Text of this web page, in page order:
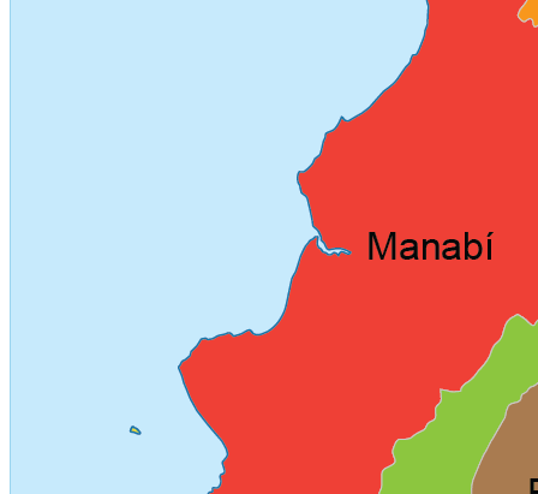
Transparencia Focalizada
Transparencia Activa
Transparencia
Colaborativ
Transparencia Focalizada
Transparencia Activa
Transparencia
Colaborativ
Transparencia Focalizada
Transparencia Activa
Transparencia
Transparencia Focalizada
Transparencia Focalizada